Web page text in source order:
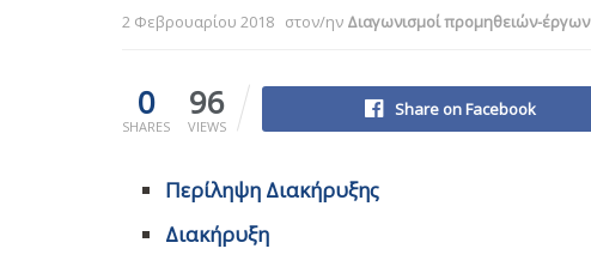
2 Φεβρουαρίου 2018 στον/ην Διαγωνισμοί προμηθειών-έργων
0
SHARES
96
VIEWS
Share on Facebook
Περίληψη Διακήρυξης
Διακήρυξη